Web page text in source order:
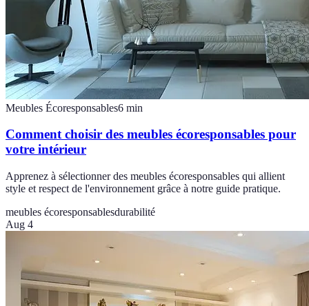
Meubles Écoresponsables6 min
Comment choisir des meubles écoresponsables pour
votre intérieur
Apprenez à sélectionner des meubles écoresponsables qui allient
style et respect de l'environnement grâce à notre guide pratique.
meubles écoresponsablesdurabilité
Aug 4